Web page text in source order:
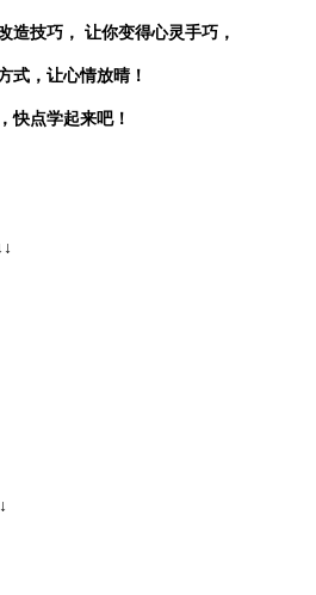
造技巧， 让你变得心灵手巧，
式，让心情放晴！
快点学起来吧！